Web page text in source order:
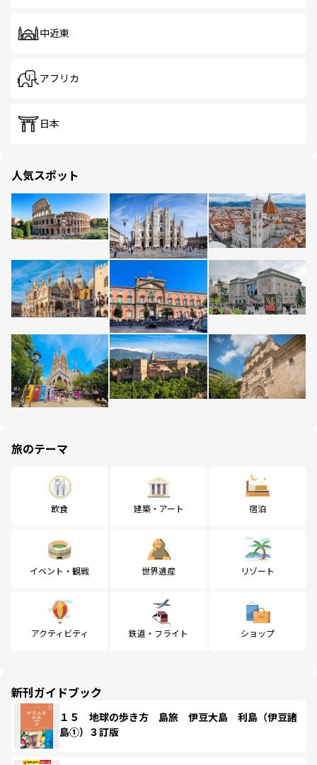
中近東
アフリカ
日本
人気スポット
旅のテーマ
飲食 建築・アート 宿泊
イベント・観戦 世界遺産 リゾート
アクティビティ 鉄道・フライト ショップ
新刊ガイドブック
１５ 地球の歩き方 島旅 伊豆大島 利島（伊豆諸
島①）３訂版